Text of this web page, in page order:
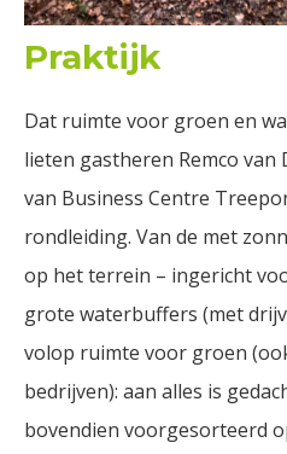
Praktijk
Dat ruimte voor groen en
lieten gastheren Remco van
van Business Centre
rondleiding. Van de met
op het terrein – ingericht
grote waterbuffers (met
volop ruimte voor groen
bedrijven): aan alles is
bovendien voorgesorteerd